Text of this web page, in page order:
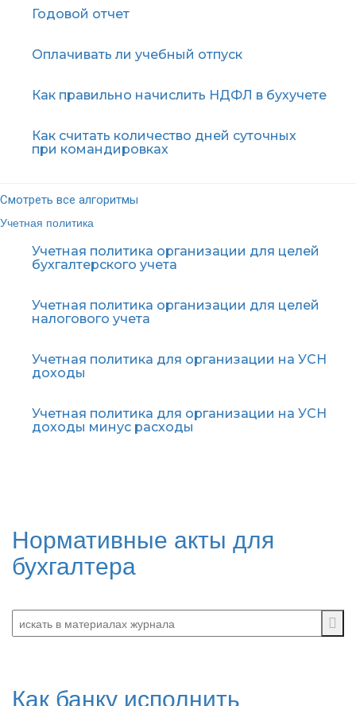
Годовой отчет
Оплачивать ли учебный отпуск
Как правильно начислить НДФЛ в бухучете
Как считать количество дней суточных
при командировках
Смотреть все алгоритмы
Учетная политика
Учетная политика организации для целей
бухгалтерского учета
Учетная политика организации для целей
налогового учета
Учетная политика для организации на УСН
доходы
Учетная политика для организации на УСН
доходы минус расходы
Нормативные акты для
бухгалтера
Как банку исполнить